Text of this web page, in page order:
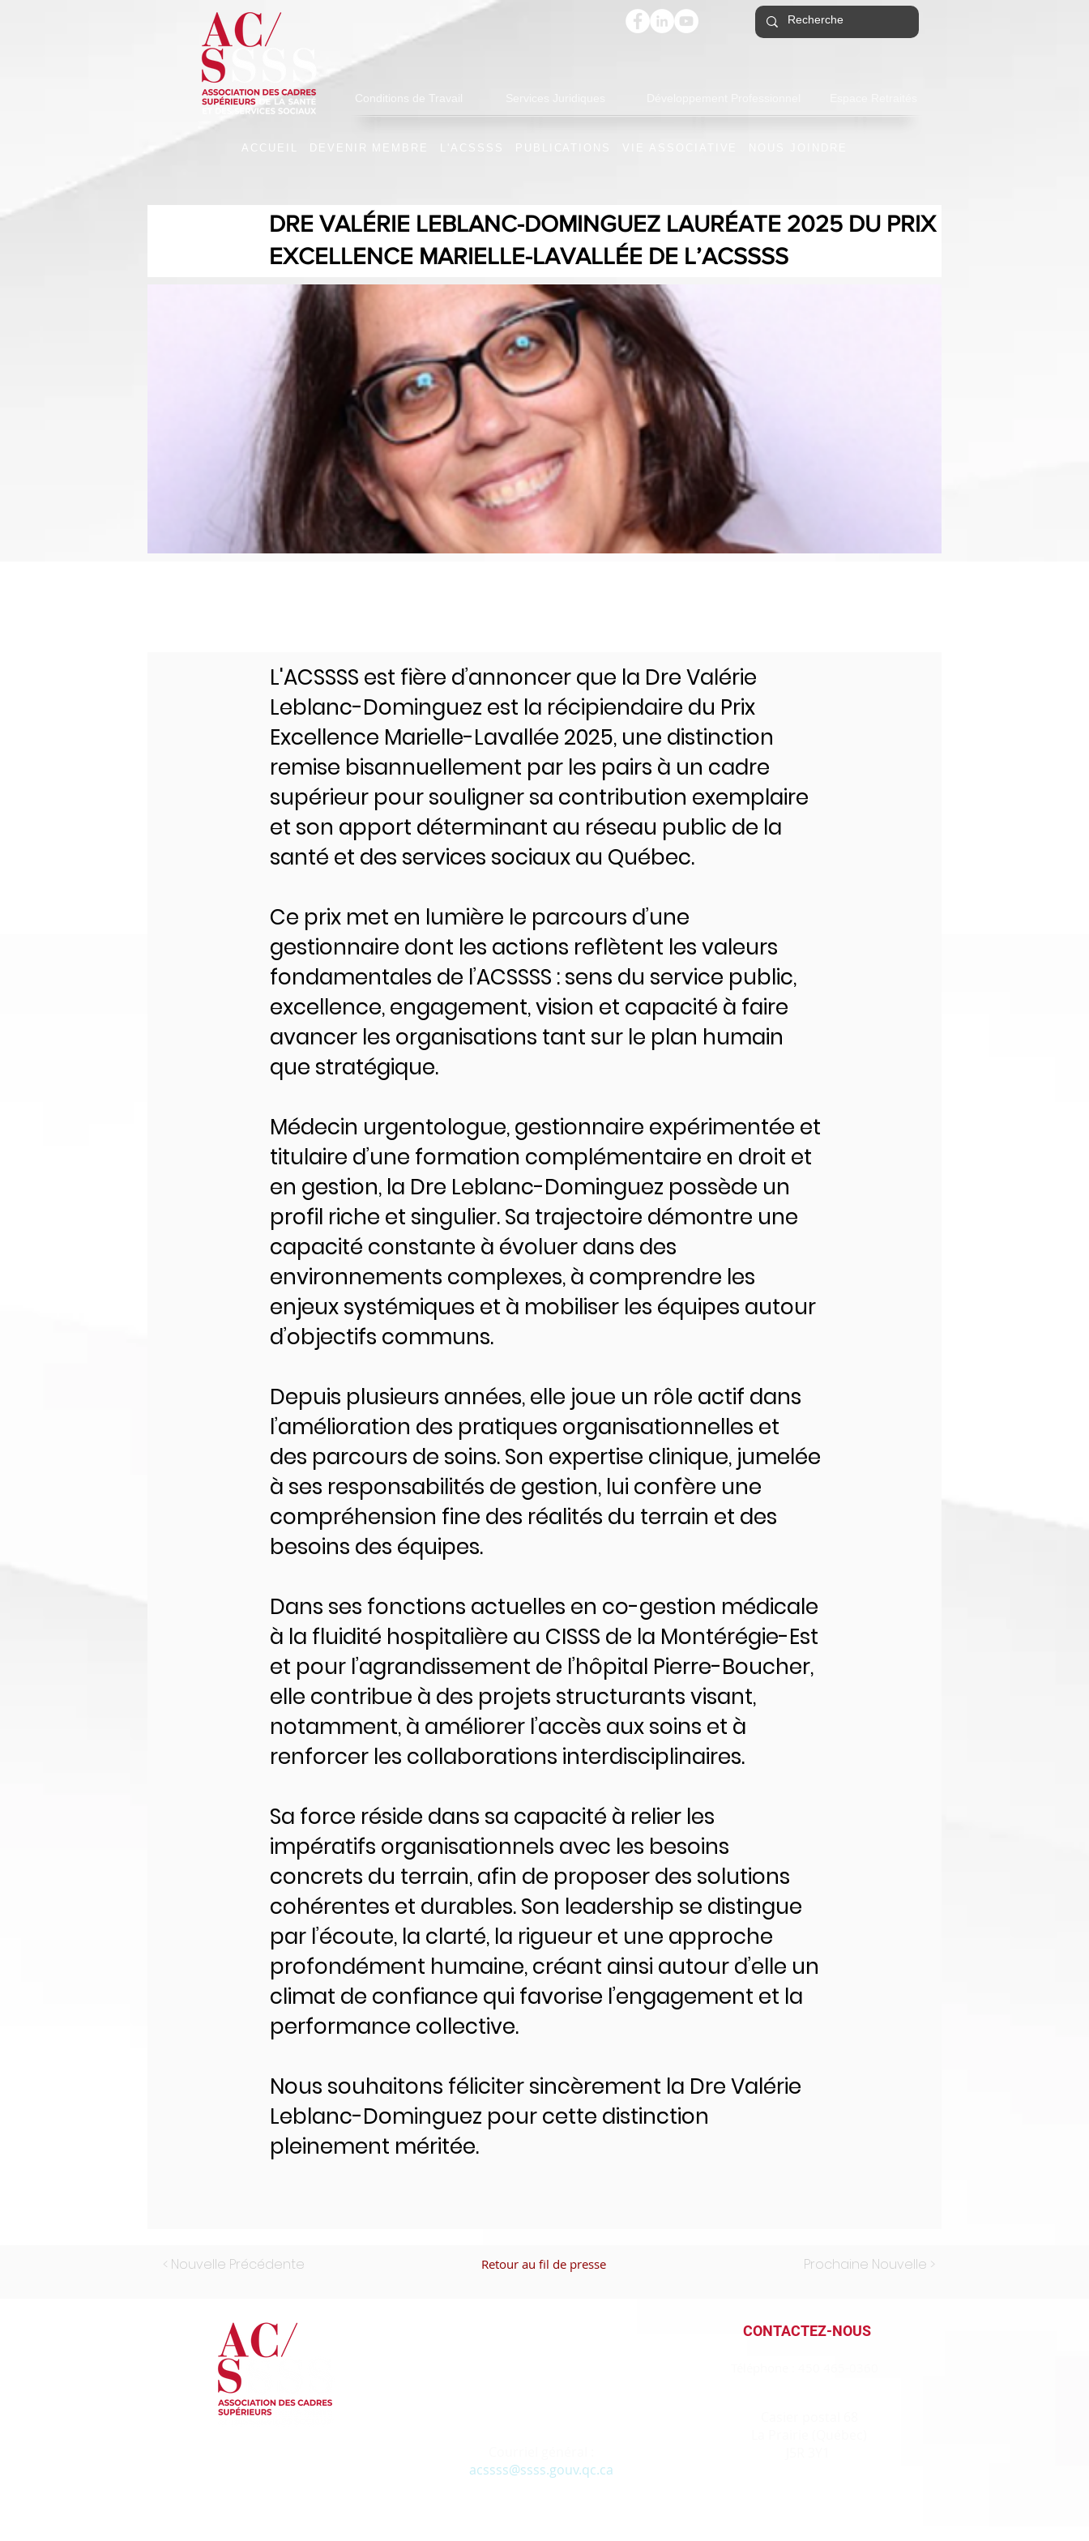
Conditions de Travail
ACCUEIL DEVENIR MEMBRE
DRE VALÉRIE LEBLANC-DOMINGUEZ LAURÉATE 2025 DU PRIX
EXCELLENCE MARIELLE-LAVALLÉE DE L’ACSSSS
L'ACSSSS est fière d’annoncer que la Dre Valérie
Leblanc-Dominguez est la récipiendaire du Prix
Excellence Marielle-Lavallée 2025, une distinction
remise bisannuellement par les pairs à un cadre
supérieur pour souligner sa contribution exemplaire
et son apport déterminant au réseau public de la
santé et des services sociaux au Québec.
Ce prix met en lumière le parcours d’une
gestionnaire dont les actions reflètent les valeurs
fondamentales de l’ACSSSS : sens du service public,
excellence, engagement, vision et capacité à faire
avancer les organisations tant sur le plan humain
que stratégique.
Médecin urgentologue, gestionnaire expérimentée et
titulaire d’une formation complémentaire en droit et
en gestion, la Dre Leblanc-Dominguez possède un
profil riche et singulier. Sa trajectoire démontre une
capacité constante à évoluer dans des
environnements complexes, à comprendre les
enjeux systémiques et à mobiliser les équipes autour
d’objectifs communs.
Depuis plusieurs années, elle joue un rôle actif dans
l’amélioration des pratiques organisationnelles et
des parcours de soins. Son expertise clinique, jumelée
à ses responsabilités de gestion, lui confère une
compréhension fine des réalités du terrain et des
besoins des équipes.
Dans ses fonctions actuelles en co-gestion médicale
à la fluidité hospitalière au CISSS de la Montérégie-Est
et pour l’agrandissement de l’hôpital Pierre-Boucher,
elle contribue à des projets structurants visant,
notamment, à améliorer l’accès aux soins et à
renforcer les collaborations interdisciplinaires.
Sa force réside dans sa capacité à relier les
impératifs organisationnels avec les besoins
concrets du terrain, afin de proposer des solutions
cohérentes et durables. Son leadership se distingue
par l’écoute, la clarté, la rigueur et une approche
profondément humaine, créant ainsi autour d’elle un
climat de confiance qui favorise l’engagement et la
performance collective.
Nous souhaitons féliciter sincèrement la Dre Valérie
Leblanc-Dominguez pour cette distinction
pleinement méritée.
< Nouvelle Précédente Retour au fil de presse Prochaine Nouvelle >
CONTACTEZ-NOUS
acssss@ssss.gouv.qc.ca